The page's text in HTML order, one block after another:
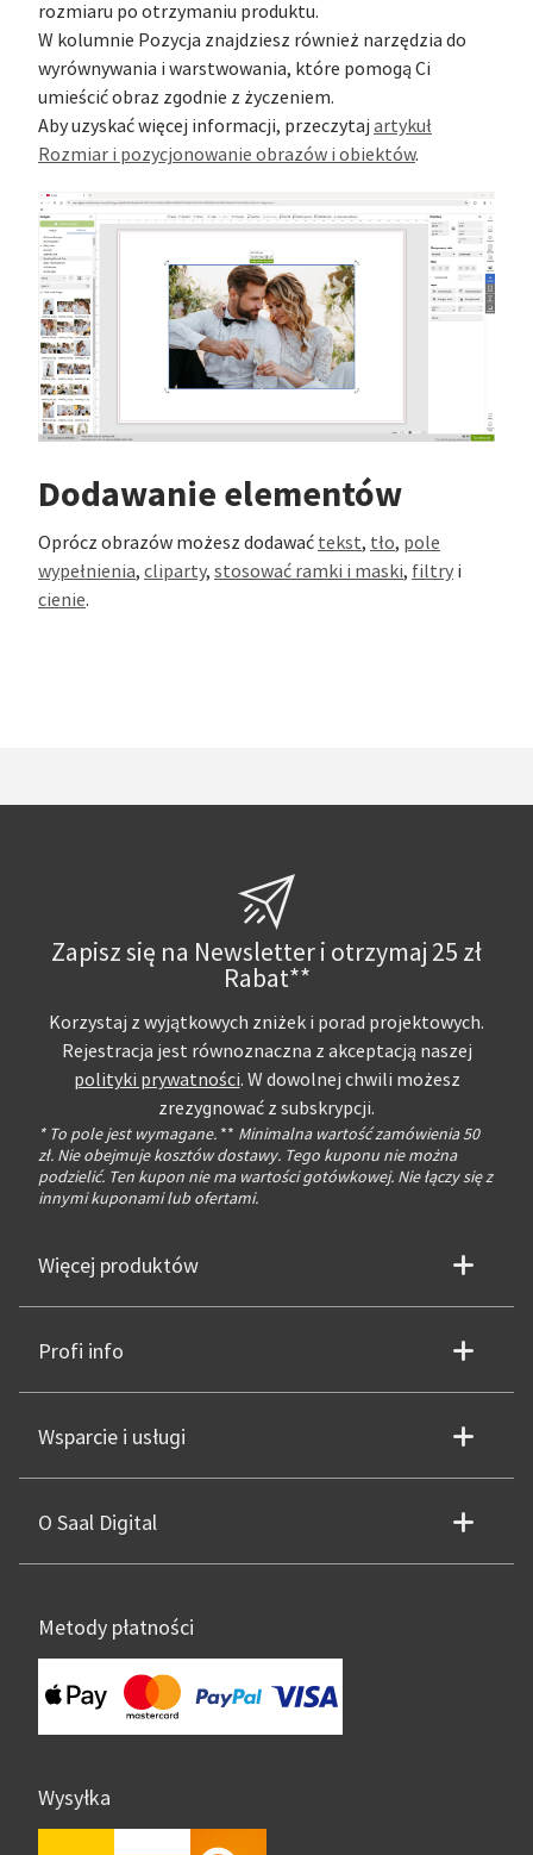
rozmiaru po otrzymaniu produktu.
W kolumnie Pozycja znajdziesz również narzędzia do
wyrównywania i warstwowania, które pomogą Ci
umieścić obraz zgodnie z życzeniem.
Aby uzyskać więcej informacji, przeczytaj artykuł
Rozmiar i pozycjonowanie obrazów i obiektów.
Dodawanie elementów
Oprócz obrazów możesz dodawać tekst, tło, pole
wypełnienia, cliparty, stosować ramki i maski, filtry i
cienie.
Zapisz się na Newsletter i otrzymaj 25 zł
Rabat**
Korzystaj z wyjątkowych zniżek i porad projektowych.
Rejestracja jest równoznaczna z akceptacją naszej
polityki prywatności. W dowolnej chwili możesz
zrezygnować z subskrypcji.
* To pole jest wymagane. ** Minimalna wartość zamówienia 50
zł. Nie obejmuje kosztów dostawy. Tego kuponu nie można
podzielić. Ten kupon nie ma wartości gotówkowej. Nie łączy się z
innymi kuponami lub ofertami.
Więcej produktów
Profi info
Wsparcie i usługi
O Saal Digital
Metody płatności
Wysyłka